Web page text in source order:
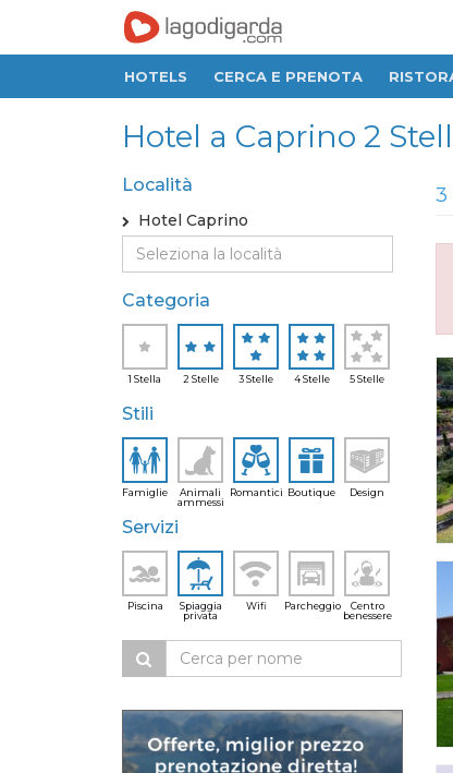
HOTELS CERCA E PRENOTA
Hotel a Caprino 2
Località
Hotel Caprino
Categoria
1 Stella 2 Stelle 3 Stelle 4 Stelle 5 Stelle
Stili
Famiglie
Animali
ammessi
Romantici Boutique Design
Servizi
Piscina
Spiaggia
privata
Wifi Parcheggio
Centro
benessere
3